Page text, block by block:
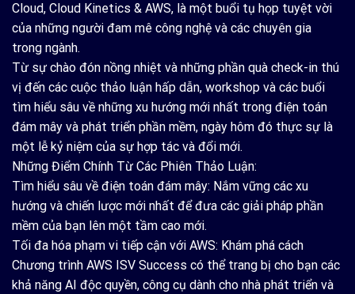
Cloud, Cloud Kinetics & AWS, là một buổi tụ họp tuyệt vời
của những người đam mê công nghệ và các chuyên gia
trong ngành.
Từ sự chào đón nồng nhiệt và những phần quà check-in thú
vị đến các cuộc thảo luận hấp dẫn, workshop và các buổi
tìm hiểu sâu về những xu hướng mới nhất trong điện toán
đám mây và phát triển phần mềm, ngày hôm đó thực sự là
một lễ kỷ niệm của sự hợp tác và đổi mới.
Những Điểm Chính Từ Các Phiên Thảo Luận:
Tìm hiểu sâu về điện toán đám mây: Nắm vững các xu
hướng và chiến lược mới nhất để đưa các giải pháp phần
mềm của bạn lên một tầm cao mới.
Tối đa hóa phạm vi tiếp cận với AWS: Khám phá cách
Chương trình AWS ISV Success có thể trang bị cho bạn các
khả năng AI độc quyền, công cụ dành cho nhà phát triển và